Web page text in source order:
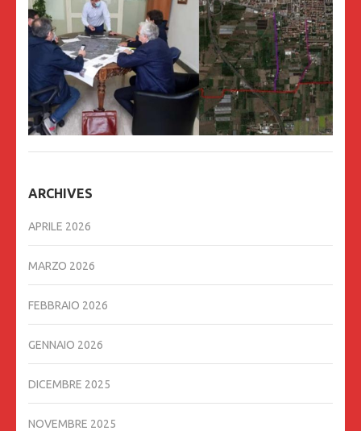
ARCHIVES
APRILE 2026
MARZO 2026
FEBBRAIO 2026
GENNAIO 2026
DICEMBRE 2025
NOVEMBRE 2025